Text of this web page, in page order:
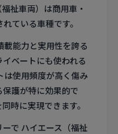
祉車両）は商用車・
ている車種です。
載能力と実用性を誇る
ベートにも使われる
は使用頻度が高く傷み
護が特に効果的で
時に実現できます。
で ハイエース（福祉